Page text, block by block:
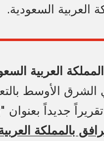
العربية السعودية.
العربية السعودية، 27
الشرق الأوسط
جديداً بعنوان "
بالمملكة